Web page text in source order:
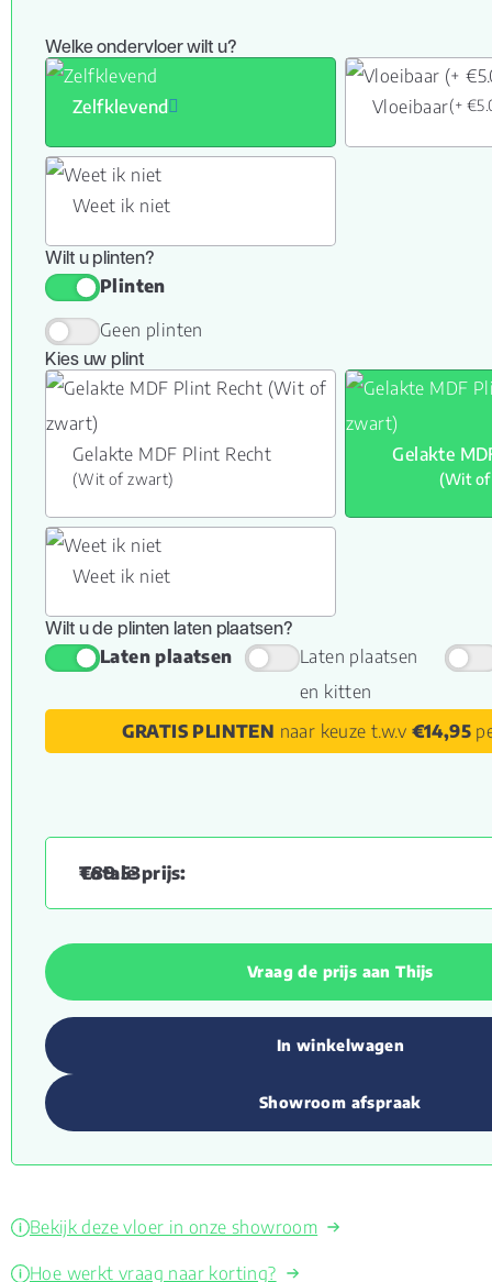
Welke ondervloer wilt u?
Zelfklevend Vloeibaar(+
Weet ik niet
Wilt u plinten?
Plinten
Geen plinten
Kies uw plint
Gelakte MDF Plint Recht
(Wit of zwart)
Gelakte
(Wit
Weet ik niet
Wilt u de plinten laten plaatsen?
Laten plaatsen
Laten plaatsen
en kitten
GRATIS PLINTEN naar keuze t.w.v €14,95
€89.53
Vraag de prijs aan Thijs
In winkelwagen
Showroom afspraak
Bekijk deze vloer in onze showroom
Hoe werkt vraag naar korting?